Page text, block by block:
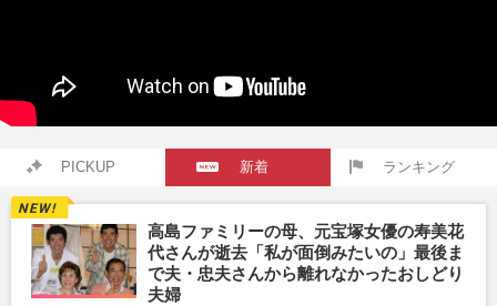
PICKUP 新着 ランキング
高島ファミリーの母、元宝塚女優の寿美花
代さんが逝去「私が面倒みたいの」最後ま
で夫・忠夫さんから離れなかったおしどり
夫婦